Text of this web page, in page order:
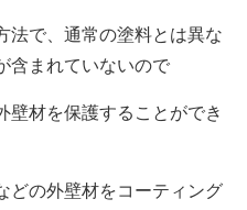
法で、通常の塗料とは異な
含まれていないので
壁材を保護することができ
どの外壁材をコーティング